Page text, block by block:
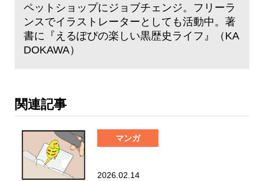
ペットショップにジョブチェンジ。フリーラ
ンスでイラストレーターとしても活動中。著
書に『えるぽぴの楽しい黒歴史ライフ』（KA
DOKAWA）
関連記事
マンガ
2026.02.14